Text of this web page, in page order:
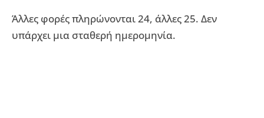
Άλλες φορές πληρώνονται 24, άλλες 25. Δεν
υπάρχει μια σταθερή ημερομηνία.